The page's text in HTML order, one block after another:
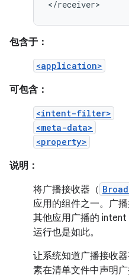
</receiver>
包含于：
<application>
可包含：
<intent-filter>
<meta-data>
<property>
说明：
将广播接收器（
应用的组件之一。广
其他应用广播的
运行也是如此。
让系统知道广播接收
素在清单文件中声明